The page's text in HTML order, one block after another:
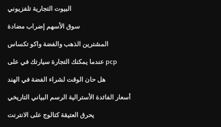
البيوت التجارية تلفزيوني
سوق الأسهم إضراب مضادة
المشترين الذهب والفضة واكو تكساس
عندما يمكنك التجارة سيارتك في على pcp
هل حان الوقت لشراء الفضة في الهند
أسعار الفائدة الأسترالية الرسم البياني التاريخي
يحرق العتيقة كتالوج على الانترنت